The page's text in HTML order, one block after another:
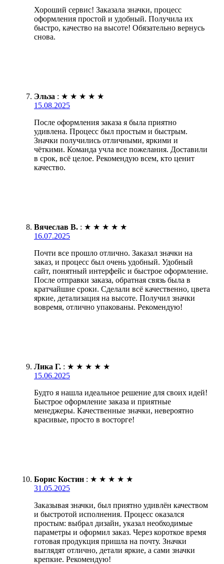
Хороший сервис! Заказала значки, процесс
оформления простой и удобный. Получила их
быстро, качество на высоте! Обязательно вернусь
снова.
Эльза : ★ ★ ★ ★ ★
15.08.2025
После оформления заказа я была приятно
удивлена. Процесс был простым и быстрым.
Значки получились отличными, яркими и
чёткими. Команда учла все пожелания. Доставили
в срок, всё целое. Рекомендую всем, кто ценит
качество.
Вячеслав В. : ★ ★ ★ ★ ★
16.07.2025
Почти все прошло отлично. Заказал значки на
заказ, и процесс был очень удобный. Удобный
сайт, понятный интерфейс и быстрое оформление.
После отправки заказа, обратная связь была в
кратчайшие сроки. Сделали всё качественно, цвета
яркие, детализация на высоте. Получил значки
вовремя, отлично упакованы. Рекомендую!
Лика Г. : ★ ★ ★ ★ ★
15.06.2025
Будто я нашла идеальное решение для своих идей!
Быстрое оформление заказа и приятные
менеджеры. Качественные значки, невероятно
красивые, просто в восторге!
Борис Костин : ★ ★ ★ ★ ★
31.05.2025
Заказывая значки, был приятно удивлён качеством
и быстротой исполнения. Процесс оказался
простым: выбрал дизайн, указал необходимые
параметры и оформил заказ. Через короткое время
готовая продукция пришла на почту. Значки
выглядят отлично, детали яркие, а сами значки
крепкие. Рекомендую!